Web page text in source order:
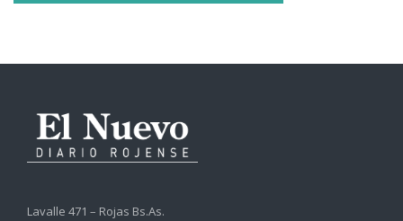
Lavalle 471 – Rojas Bs.As.